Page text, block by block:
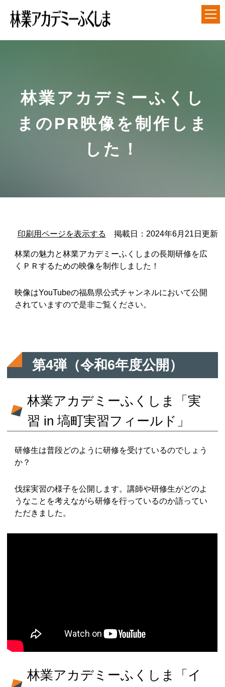
短期研修
林業アカデミーふくし
まのPR映像を制作しま
した！
印刷用ページを表示する 掲載日：2024年6月21日更新
林業の魅力と林業アカデミーふくしまの長期研修を広
くＰＲするための映像を制作しました！
映像はYouTubeの福島県公式チャンネルにおいて公開
されていますので是非ご覧ください。
第4弾（令和6年度公開）
林業アカデミーふくしま「実
習 in 塙町実習フィールド」
研修生は普段どのように研修を受けているのでしょう
か？
伐採実習の様子を公開します。講師や研修生がどのよ
うなことを考えながら研修を行っているのか語ってい
ただきました。
林業アカデミーふくしま「イ